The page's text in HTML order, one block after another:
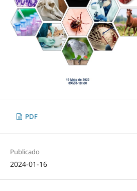
PDF
Publicado
2024-01-16